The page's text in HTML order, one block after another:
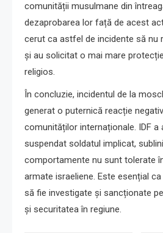
comunității musulmane din
dezaprobarea lor față de acest
cerut ca astfel de incidente să nu
și au solicitat o mai mare
religios.
În concluzie, incidentul de la
generat o puternică reacție
comunităților internaționale. IDF
suspendat soldatul implicat,
comportamente nu sunt tolerate
armate israeliene. Este esențial
să fie investigate și sancționate
și securitatea în regiune.